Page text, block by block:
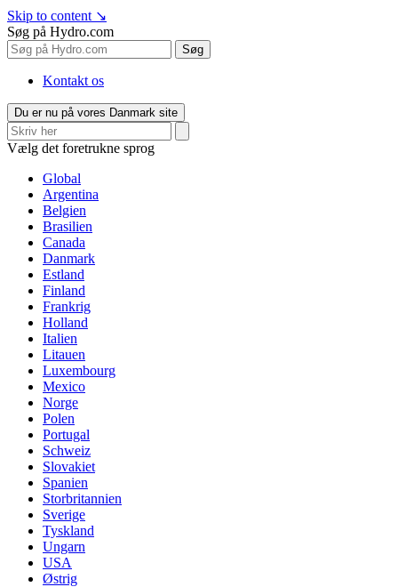
Skip to content ↘
Søg på Hydro.com
Søg
Kontakt os
Du er nu på vores Danmark site
Vælg det foretrukne sprog
Global
Argentina
Belgien
Brasilien
Canada
Danmark
Estland
Finland
Frankrig
Holland
Italien
Litauen
Luxembourg
Mexico
Norge
Polen
Portugal
Schweiz
Slovakiet
Spanien
Storbritannien
Sverige
Tyskland
Ungarn
USA
Østrig